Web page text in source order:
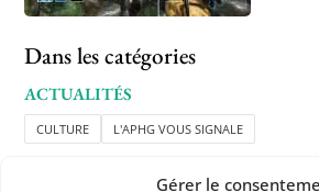
Gérer le
Dans les catégories
ACTUALITÉS
CULTURE L'APHG VOUS SIGNALE